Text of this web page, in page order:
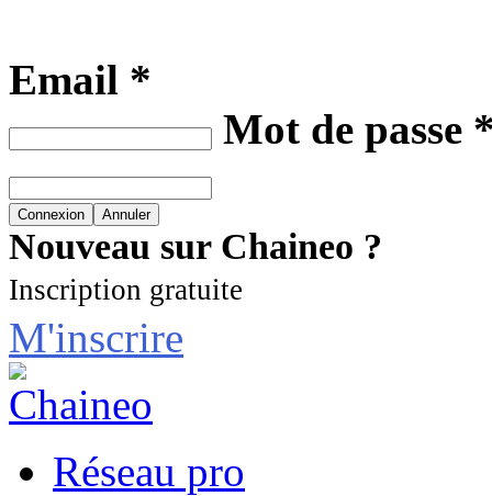
Email *
Mot de passe
Nouveau sur Chaineo ?
Inscription gratuite
M'inscrire
Réseau pro